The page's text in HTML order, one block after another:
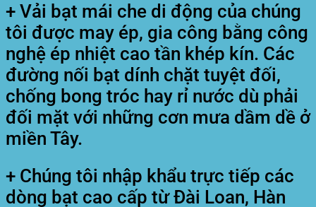
+ Vải bạt mái che di động của chúng
tôi được may ép, gia công bằng công
nghệ ép nhiệt cao tần khép kín. Các
đường nối bạt dính chặt tuyệt đối,
chống bong tróc hay rỉ nước dù phải
đối mặt với những cơn mưa dầm dề ở
miền Tây.
+ Chúng tôi nhập khẩu trực tiếp các
dòng bạt cao cấp từ Đài Loan, Hàn